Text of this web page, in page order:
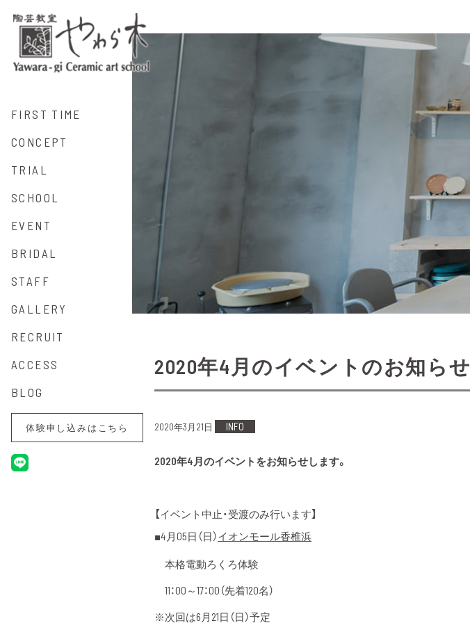
FIRST TIME
CONCEPT
TRIAL
SCHOOL
EVENT
BRIDAL
STAFF
GALLERY
RECRUIT
ACCESS
BLOG
体験申し込みはこちら
2020年4月のイベントのお知らせ
2020年3月21日 INFO
2020年4月のイベントをお知らせします。
【イベント中止・受渡のみ行います】
■4月05日（日）イオンモール香椎浜
本格電動ろくろ体験
11：00～17：00（先着120名）
※次回は6月21日（日）予定